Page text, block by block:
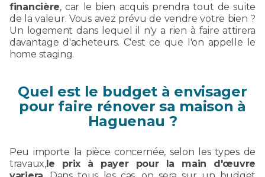
financière, car le bien acquis prendra tout de suite
de la valeur. Vous avez prévu de vendre votre bien ?
Un logement dans lequel il n'y a rien à faire attirera
davantage d'acheteurs. C'est ce que l'on appelle le
home staging.
Quel est le budget à envisager
pour faire rénover sa maison à
Haguenau ?
Peu importe la pièce concernée, selon les types de
travaux,le prix à payer pour la main d'œuvre